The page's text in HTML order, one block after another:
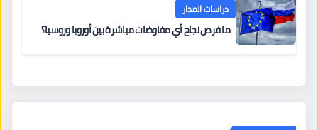
دراسات المدار
ما فرص نجاح أي مفاوضات مباشرة بين أوروبا وروسيا؟